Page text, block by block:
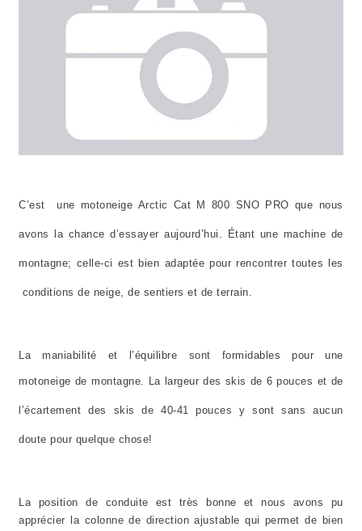
C’est une motoneige Arctic Cat M 800 SNO PRO que nous
avons la chance d’essayer aujourd’hui. Étant une machine de
montagne; celle-ci est bien adaptée pour rencontrer toutes les
conditions de neige, de sentiers et de terrain.
La maniabilité et l’équilibre sont formidables pour une
motoneige de montagne. La largeur des skis de 6 pouces et de
l’écartement des skis de 40-41 pouces y sont sans aucun
doute pour quelque chose!
La position de conduite est très bonne et nous avons pu
apprécier la colonne de direction ajustable qui permet de bien